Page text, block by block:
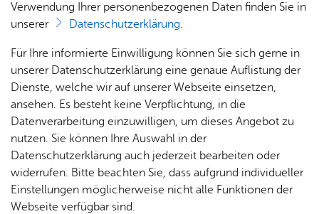
Rat­
haus &
Bür­
ger­
ser­vice
Rat­
häu­ser
& Orts­
ver­
wal­
Nach­
rich­
ten,
Vi­de­os
& Bil­
der
Me­di­
en­in­
for­ma­
tio­nen
Jobs
Stel­
len­an­
ge­bo­te
Aus­bil­
dung &
Stu­di­
um
Bauen
& Um­
welt
Geo­
da­ten
& 3D-
Stadt­
Ge­
sund­
heit &
kum
Ärzte &
Apo­
„En­ga­giert am See“ – die On­
line-Frei­wil­li­gen-Bör­se für
Fried­richs­ha­fen und den Bo­
den­see­kreis
Ob Sie sich selbst engagieren oder als
Organisation Freiwillige gewinnen möchten –
die Online-Freiwilligenbörse unterstützt Sie
dabei.
Verwendung Ihrer personenbezogenen Daten finden Sie in
unserer
Datenschutzerklärung.
Für Ihre informierte Einwilligung können Sie sich gerne in
unserer Datenschutzerklärung eine genaue Auflistung der
Dienste, welche wir auf unserer Webseite einsetzen,
ansehen. Es besteht keine Verpflichtung, in die
Datenverarbeitung einzuwilligen, um dieses Angebot zu
nutzen. Sie können Ihre Auswahl in der
Datenschutzerklärung auch jederzeit bearbeiten oder
widerrufen. Bitte beachten Sie, dass aufgrund individueller
Einstellungen möglicherweise nicht alle Funktionen der
Webseite verfügbar sind.